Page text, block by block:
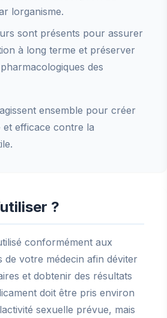
lorganisme.
sont présents pour assurer
à long terme et préserver
des
ensemble pour créer
efficace contre la
?
conformément aux
de votre médecin afin déviter
et dobtenir des résultats
doit être pris environ
sexuelle prévue, mais